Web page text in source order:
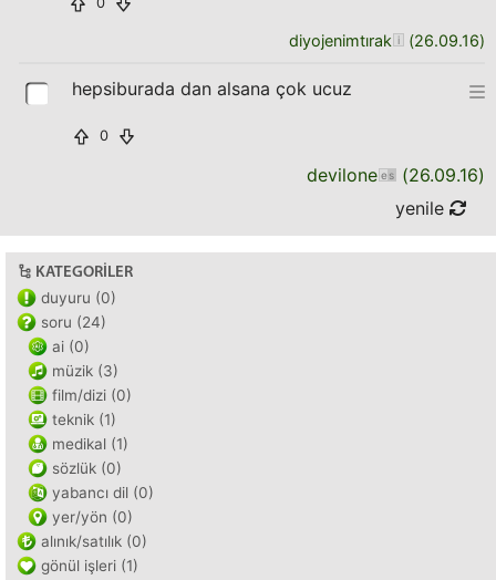
diyojenimtırak (26.09.16)
hepsiburada dan alsana çok ucuz
0
devilone (26.09.16)
yenile
KATEGORILER
duyuru (0)
soru (24)
ai (0)
müzik (3)
film/dizi (0)
teknik (1)
medikal (1)
sözlük (0)
yabancı dil (0)
yer/yön (0)
alınık/satılık (0)
gönül işleri (1)